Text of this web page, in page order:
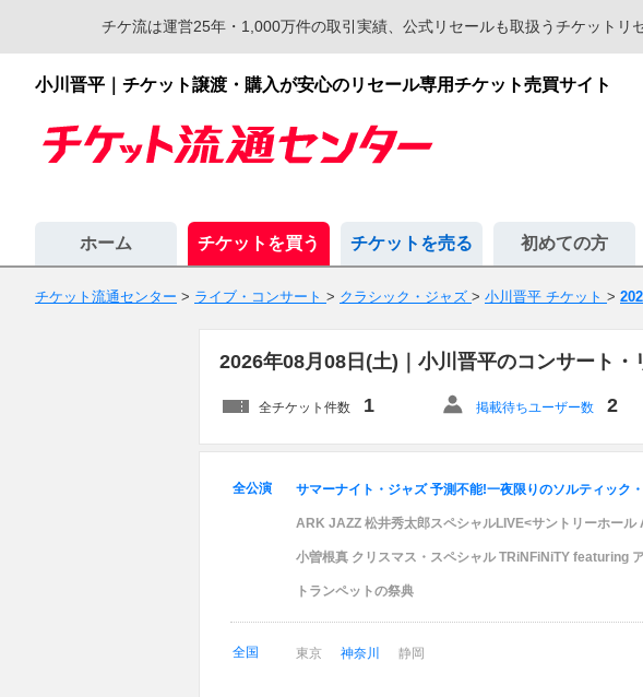
チケ流は運営25年・1,000万件の取引実績、公式リセールも取扱うチケット
小川晋平｜チケット譲渡・購入が安心のリセール専用チケット売買サイト
ホーム チケットを買う チケットを売る 初めての方
チケット流通センター > ライブ・コンサート > クラシック・ジャズ > 小川晋平 チケット >
2026年08月08日(土)｜小川晋平のコンサート・
全チケット件数 1 掲載待ちユーザー数 2
全公演 サマーナイト・ジャズ 予測不能!一夜限りのソルティック
ARK JAZZ 松井秀太郎スペシャルLIVE<サントリーホール
小曽根真 クリスマス・スペシャル TRiNFiNiTY featuring
トランペットの祭典
全国 東京 神奈川 静岡